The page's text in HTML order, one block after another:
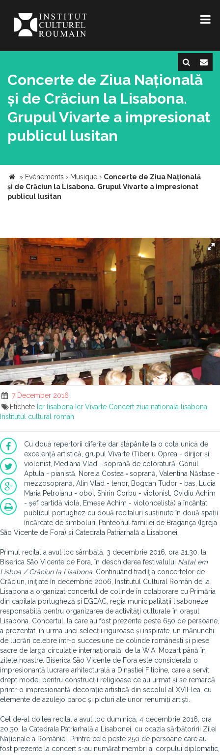
Concerte de Ziua Națională
și de Crăciun la Lisabona.
Grupul Vivarte a impresionat
publicul lusitan
» Evénements › Musique › Concerte de Ziua Națională
și de Crăciun la Lisabona. Grupul Vivarte a impresionat
publicul lusitan
7 December 2016
Etichete Icr lisabona Icr Vivarte Concert ziua nationala lisabona
Institutul cultural roman
Cu două repertorii diferite dar stăpânite la o cotă unică de
excelență artistică, grupul Vivarte (Tiberiu Oprea - dirijor și
violonist, Mediana Vlad - soprană de coloratură, Gönül
Aptula - pianistă, Norela Costea - soprană, Valentina Năstase -
mezzosoprană, Alin Vlad - tenor, Bogdan Tudor - bas, Lucia
Maria Petroianu - oboi, Shirin Corbu - violonist, Ovidiu Achim
- șef partidă violă, Emese Achim - violoncelistă) a încântat
publicul portughez cu două recitaluri susținute în două spații
încărcate de simboluri: Panteonul familiei de Bragança (Igreja
São Vicente de Fora) și Catedrala Patriarhală a Lisabonei.
Primul recital a avut loc sâmbătă, 3 decembrie 2016, ora 21.30, la
Biserica São Vicente de Fora, în deschiderea festivalului Natal em
Lisboa / Crăciun la Lisabona . Continuând tradiţia concertelor de
Crăciun, iniţiate în decembrie 2006, Institutul Cultural Român de la
Lisabona a organizat concertul de colinde în colaborare cu Primăria
din capitala portugheză și EGEAC, regia municipalității lisaboneze
responsabilă pentru organizarea de activităţi culturale în oraşul
Lisabona. Concertul, la care au fost prezente peste 650 de persoane,
a prezentat, în urma unei selecții riguroase și inspirate, un mănunchi
de lucrări celebre într-o succesiune de colinde românești și piese
sacre de largă circulație internațională, de la W.A. Mozart până în
zilele noastre. Biserica São Vicente de Fora este considerată o
impresionantă lucrare arhitecturală a Dinastiei Filipine, care a servit
drept model pentru construcții religioase ce au urmat și se remarcă
printr-o impresionantă decorație artistică din secolul al XVII-lea, cu
elemente de azulejo baroc și picturi ale unor renumiți artiști.
Cel de-al doilea recital a avut loc duminică, 4 decembrie 2016, ora
20.30, la Catedrala Patriarhală a Lisabonei, cu ocazia sărbătoririi Zilei
Naționale a României. Printre cele peste 250 de persoane care au
fost prezente la concert s-au numărat membri ai corpului diplomatic,